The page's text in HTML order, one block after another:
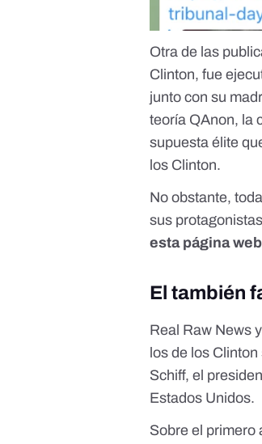
Otra de las
Clinton, fue
junto con su
teoría QAnon, la
supuesta élite
los Clinton.
No obstante,
sus
esta página
El también
Real Raw News
los de los Clinton
Schiff, el
Estados Unidos.
Sobre el primero